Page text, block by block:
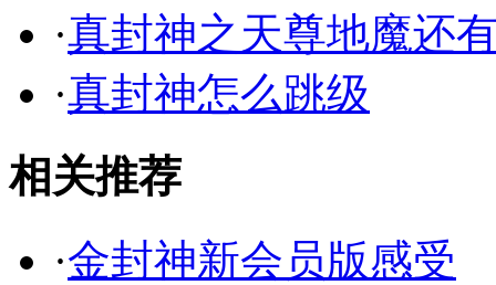
·真封神之天尊地魔还
·真封神怎么跳级
相关推荐
·金封神新会员版感受